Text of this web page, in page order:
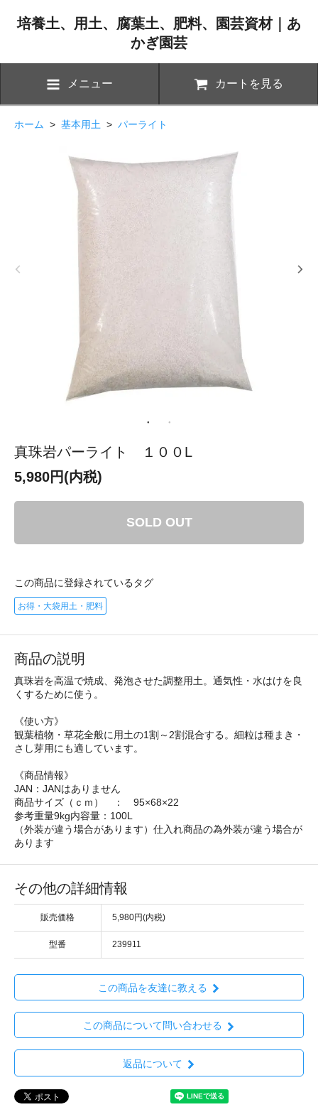
培養土、用土、腐葉土、肥料、園芸資材｜あ
かぎ園芸
メニュー カートを見る
ホーム > 基本用土 > パーライト
真珠岩パーライト １００L
5,980円(内税)
SOLD OUT
この商品に登録されているタグ
お得・大袋用土・肥料
商品の説明
真珠岩を高温で焼成、発泡させた調整用土。通気性・水はけを良
くするために使う。
《使い方》
観葉植物・草花全般に用土の1割～2割混合する。細粒は種まき・
さし芽用にも適しています。
《商品情報》
JAN：JANはありません
商品サイズ（ｃｍ） ： 95×68×22
参考重量9kg内容量：100L
（外装が違う場合があります）仕入れ商品の為外装が違う場合が
あります
その他の詳細情報
販売価格 5,980円(内税)
型番 239911
この商品を友達に教える
この商品について問い合わせる
返品について